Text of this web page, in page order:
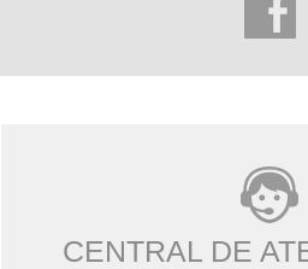
CENTRAL DE